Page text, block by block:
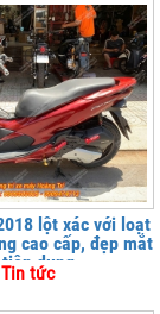
lột xác với loạt
cao cấp, đẹp mắt
dụng
Tin tức